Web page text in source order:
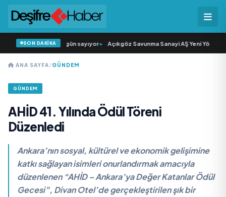
SON DAKİKA
buluşmak için gün sayıyor• Açıkgöz Savunma Sanayi AŞ Yeni Yönetim
ANA SAYFA/GÜNDEM
GÜNDEM
AHİD 41. Yılında Ödül Töreni
Düzenledi
Ankara’nın sosyal, kültürel ve ekonomik gelişimine
katkı sağlayan isimleri onurlandırmak amacıyla
düzenlenen “AHİD – Ankara’ya Değer Katanlar Ödül
Gecesi”, Divan Otel’de gerçekleştirilen şık bir